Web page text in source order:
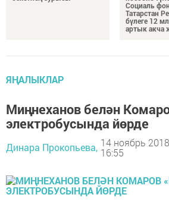
Социаль
Татарстан
бүлеге 12
артык акча
ЯҢАЛЫКЛАР
Миңнеханов белән
электробусында йөрде
Динара Прокопьева, 14 ноябрь
16:55